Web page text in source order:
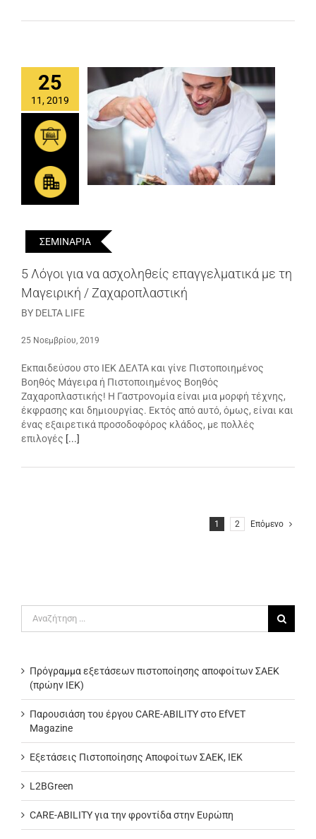
25
11, 2019
ΣΕΜΙΝΑΡΙΑ
5 Λόγοι για να ασχοληθείς επαγγελματικά με τη
Μαγειρική / Ζαχαροπλαστική
BY DELTA LIFE
25 Νοεμβρίου, 2019
Εκπαιδεύσου στο ΙΕΚ ΔΕΛΤΑ και γίνε Πιστοποιημένος
Βοηθός Μάγειρα ή Πιστοποιημένος Βοηθός
Ζαχαροπλαστικής! Η Γαστρονομία είναι μια μορφή τέχνης,
έκφρασης και δημιουργίας. Εκτός από αυτό, όμως, είναι και
ένας εξαιρετικά προσοδοφόρος κλάδος, με πολλές
επιλογές [...]
1 2 Επόμενο
για:
Πρόγραμμα εξετάσεων πιστοποίησης αποφοίτων ΣΑΕΚ
(πρώην ΙΕΚ)
Παρουσιάση του έργου CARE-ABILITY στο EfVET
Magazine
Εξετάσεις Πιστοποίησης Αποφοίτων ΣΑΕΚ, ΙΕΚ
L2BGreen
CARE-ABILITY για την φροντίδα στην Ευρώπη